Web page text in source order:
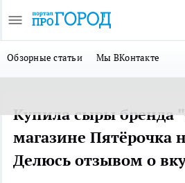
Обзорные статьи Мы ВКонтакте
Купила сыры бренда
магазине Пятёрочка
Делюсь отзывом о